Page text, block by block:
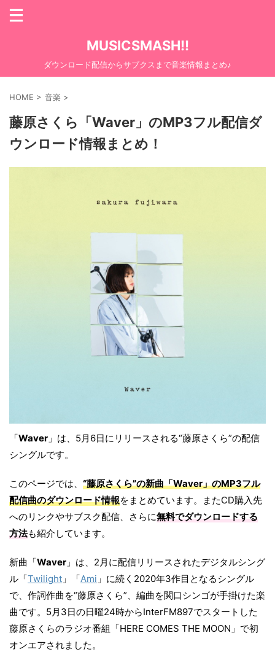
MUSICSMASH!!
ダウンロード配信からサブクスまで音楽情報まとめ♪
HOME > 音楽 >
藤原さくら「Waver」のMP3フル配信ダ
ウンロード情報まとめ！
「Waver 」は、5月6日にリリースされる“藤原さくら”の配信
シングルです。
このページでは、 “藤原さくら”の新曲「Waver」のMP3フル
配信曲のダウンロード情報をまとめています。またCD購入先
へのリンクやサブスク配信、さらに無料でダウンロードする
方法も紹介しています。
新曲「Waver 」は、2月に配信リリースされたデジタルシング
ル「Twilight 」「Ami 」に続く2020年3作目となるシングル
で、作詞作曲を“藤原さくら”、編曲を関口シンゴが手掛けた楽
曲です。5月3日の日曜24時からInterFM897でスタートした
藤原さくらのラジオ番組「HERE COMES THE MOON」で初
オンエアされました。